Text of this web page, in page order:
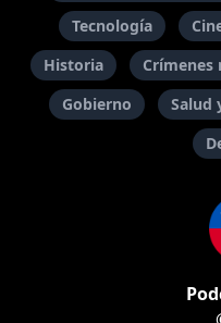
Tecnología
Historia
Crímenes
Gobierno
Salud